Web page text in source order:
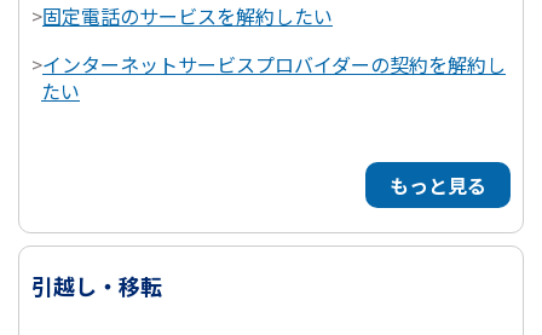
>固定電話のサービスを解約したい
>インターネットサービスプロバイダーの契約を解約し
たい
もっと見る
引越し・移転